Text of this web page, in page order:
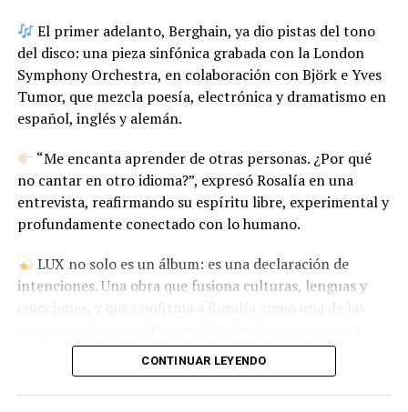
El primer adelanto, Berghain, ya dio pistas del tono
del disco: una pieza sinfónica grabada con la London
Symphony Orchestra, en colaboración con Björk e Yves
Tumor, que mezcla poesía, electrónica y dramatismo en
español, inglés y alemán.
“Me encanta aprender de otras personas. ¿Por qué
no cantar en otro idioma?”, expresó Rosalía en una
entrevista, reafirmando su espíritu libre, experimental y
profundamente conectado con lo humano.
LUX no solo es un álbum: es una declaración de
intenciones. Una obra que fusiona culturas, lenguas y
CONTINUAR LEYENDO